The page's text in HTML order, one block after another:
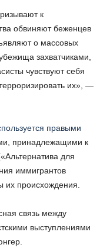
к
обвиняют беженцев
о массовых
захватчиками,
чувствуют себя
их», —
правыми
принадлежащими к
для
иммигрантов
их происхождения.
связь между
выступлениями